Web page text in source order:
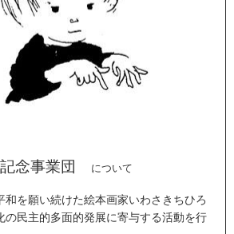
念事業団 について
を願い続けた絵本画家いわさきちひろ
の民主的多面的発展に寄与する活動を行